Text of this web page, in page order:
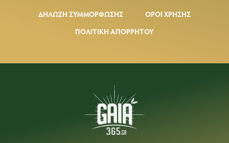
ΔΗΛΩΣΗ ΣΥΜΜΟΡΦΩΣΗΣ
ΟΡΟΙ ΧΡΗΣΗΣ
ΠΟΛΙΤΙΚΗ ΑΠΟΡΡΗΤΟΥ